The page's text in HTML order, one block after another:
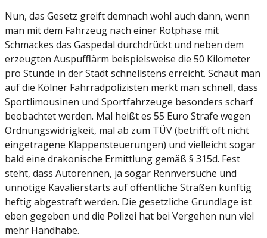
Nun, das Gesetz greift demnach wohl auch dann, wenn
man mit dem Fahrzeug nach einer Rotphase mit
Schmackes das Gaspedal durchdrückt und neben dem
erzeugten Auspufflärm beispielsweise die 50 Kilometer
pro Stunde in der Stadt schnellstens erreicht. Schaut man
auf die Kölner Fahrradpolizisten merkt man schnell, dass
Sportlimousinen und Sportfahrzeuge besonders scharf
beobachtet werden. Mal heißt es 55 Euro Strafe wegen
Ordnungswidrigkeit, mal ab zum TÜV (betrifft oft nicht
eingetragene Klappensteuerungen) und vielleicht sogar
bald eine drakonische Ermittlung gemäß § 315d. Fest
steht, dass Autorennen, ja sogar Rennversuche und
unnötige Kavalierstarts auf öffentliche Straßen künftig
heftig abgestraft werden. Die gesetzliche Grundlage ist
eben gegeben und die Polizei hat bei Vergehen nun viel
mehr Handhabe.